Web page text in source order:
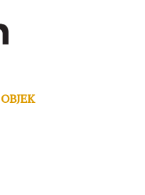
OBJEK